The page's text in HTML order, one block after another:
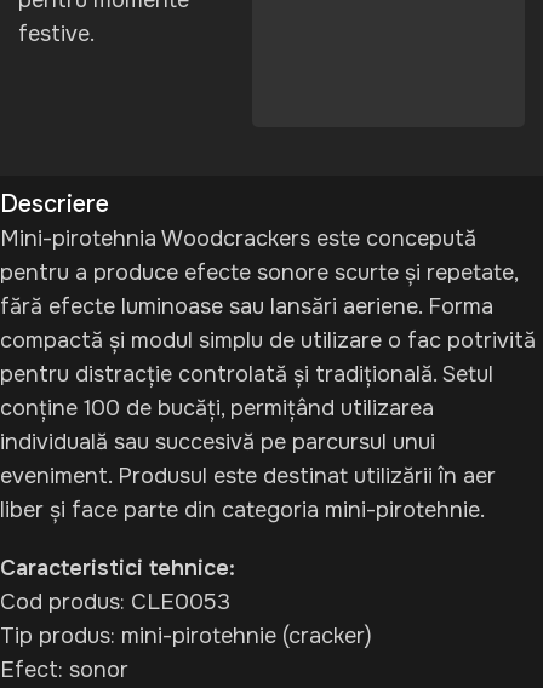
festive.
Descriere
Mini-pirotehnia Woodcrackers este concepută
pentru a produce efecte sonore scurte și repetate,
fără efecte luminoase sau lansări aeriene. Forma
compactă și modul simplu de utilizare o fac potrivită
pentru distracție controlată și tradițională. Setul
conține 100 de bucăți, permițând utilizarea
individuală sau succesivă pe parcursul unui
eveniment. Produsul este destinat utilizării în aer
liber și face parte din categoria mini-pirotehnie.
Caracteristici tehnice:
Cod produs: CLE0053
Tip produs: mini-pirotehnie (cracker)
Efect: sonor